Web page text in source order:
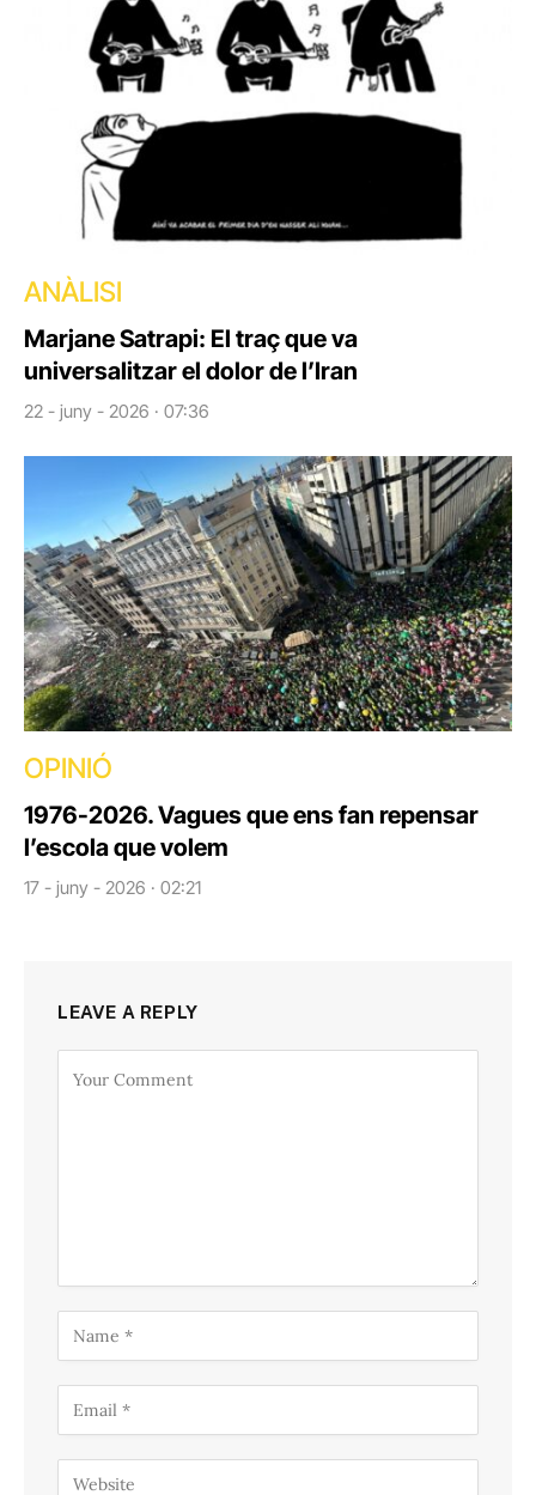
ANÀLISI
Marjane Satrapi: El traç que va
universalitzar el dolor de l’Iran
22 - juny - 2026 · 07:36
OPINIÓ
1976-2026. Vagues que ens fan repensar
l’escola que volem
17 - juny - 2026 · 02:21
LEAVE A REPLY